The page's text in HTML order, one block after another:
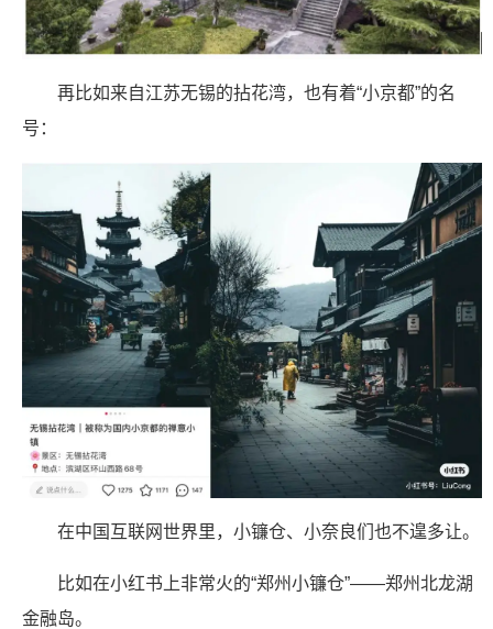
再比如来自江苏无锡的拈花湾，也有着“小京都”的名
号：
在中国互联网世界里，小镰仓、小奈良们也不遑多让。
比如在小红书上非常火的“郑州小镰仓”——郑州北龙湖
金融岛。